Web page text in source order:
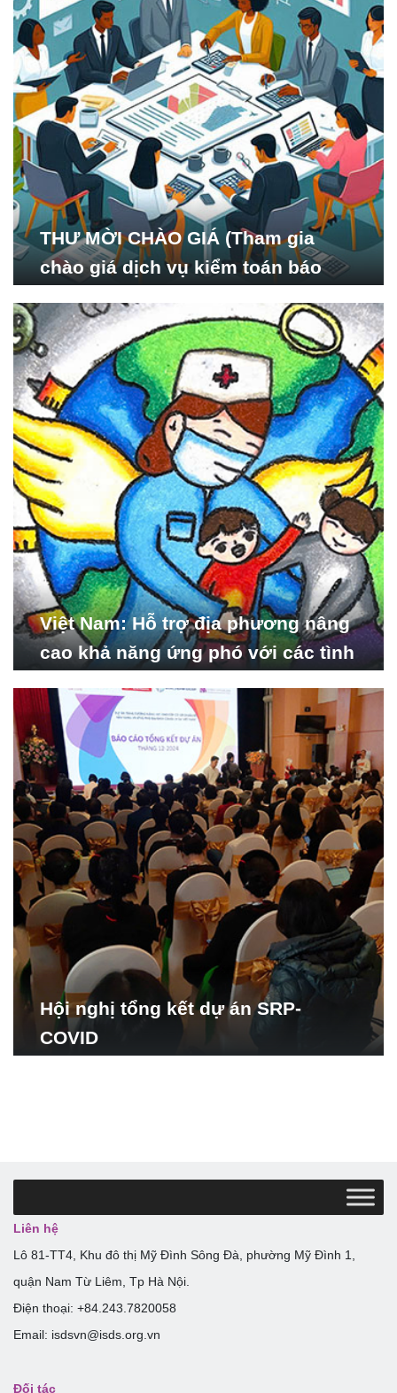
THƯ MỜI CHÀO GIÁ (Tham gia
chào giá dịch vụ kiểm toán báo
Nghiên cứu Phát triển Xã
hội_ISDS)
Việt Nam: Hỗ trợ địa phương nâng
cao khả năng ứng phó với các tình
Hội nghị tổng kết dự án SRP-
COVID
Liên hệ
Lô 81-TT4, Khu đô thị Mỹ Đình Sông Đà, phường Mỹ Đình 1,
quận Nam Từ Liêm, Tp Hà Nội.
Điện thoại: +84.243.7820058
Email: isdsvn@isds.org.vn
Đối tác